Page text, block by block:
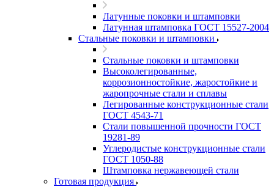
Латунные поковки и штамповки
Латунная штамповка ГОСТ 15527-2004
Стальные поковки и штамповки
Стальные поковки и штамповки
Высоколегированные,
коррозионностойкие, жаростойкие и
жаропрочные стали и сплавы
Легированные конструкционные стали
ГОСТ 4543-71
Стали повышенной прочности ГОСТ
19281-89
Углеродистые конструкционные стали
ГОСТ 1050-88
Штамповка нержавеющей стали
Готовая продукция